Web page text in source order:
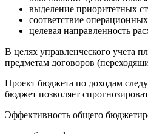
выделение приоритетных
соответствие
целевая направленность
В целях управленческого учета
предметам договоров
Проект бюджета по доходам
бюджет позволяет
Эффективность общего